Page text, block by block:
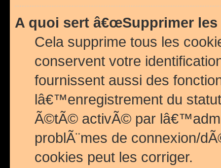
A quoi sert â€œSupprimer les
Cela supprime tous les
conservent votre
fournissent aussi des
lâ€™enregistrement du
Ã©tÃ© activÃ© par
problÃ¨mes de connexion/
cookies peut les corriger.